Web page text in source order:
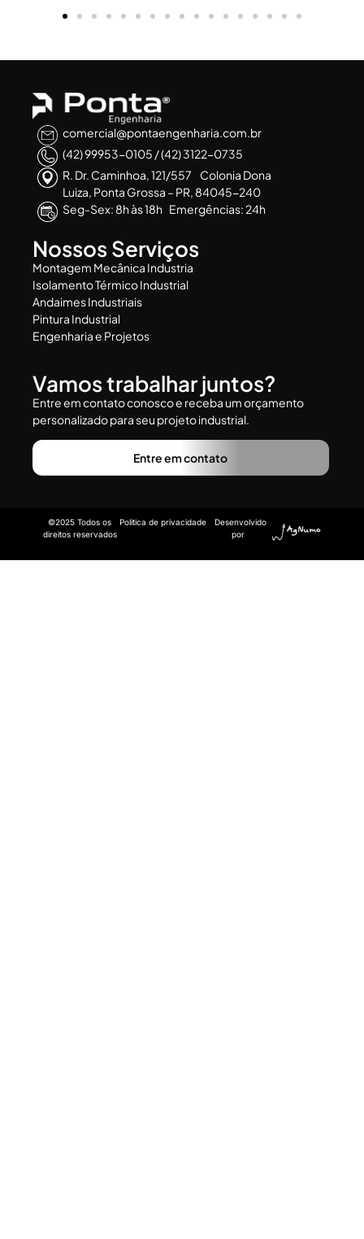
comercial@pontaengenharia.com.br
(42) 99953-0105 / (42) 3122-0735
R. Dr. Caminhoa, 121/557 Colonia Dona
Luiza, Ponta Grossa – PR, 84045-240
Seg-Sex: 8h às 18h Emergências: 24h
Nossos Serviços
Montagem Mecânica Industria
Isolamento Térmico Industrial
Andaimes Industriais
Pintura Industrial
Engenharia e Projetos
Vamos trabalhar juntos?
Entre em contato conosco e receba um orçamento
personalizado para seu projeto industrial.
Entre em contato
©2025 Todos os
direitos reservados
Politica de privacidade
Desenvolvido
por